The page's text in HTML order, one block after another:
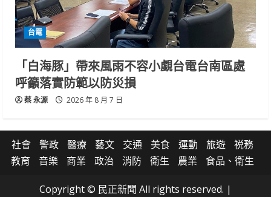
台電
「白海豚」帶來風雨不容小覷台電台南區處
呼籲落實防範以防災損
蔡 永源 2026 年 8 月 7 日
社會 警政 醫療 藝文 交通 美食 運動 旅遊
祱務
教育
音樂 商業 政治 消防 衛生 農業 食品、衛生
Copyright © 民正新聞 All rights reserved. |